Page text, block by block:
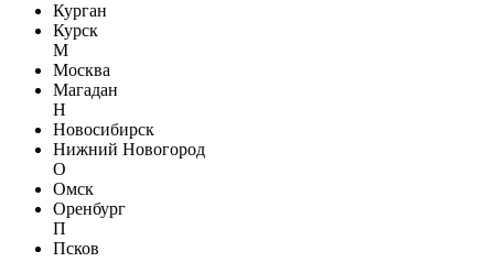
Курган
Курск
М
Москва
Магадан
Н
Новосибирск
Нижний Новогород
О
Омск
Оренбург
П
Псков